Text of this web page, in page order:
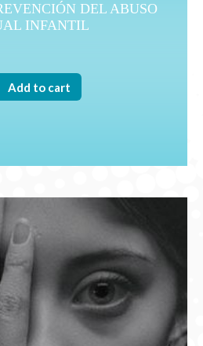
DEL ABUSO
INFANTIL
Add to cart